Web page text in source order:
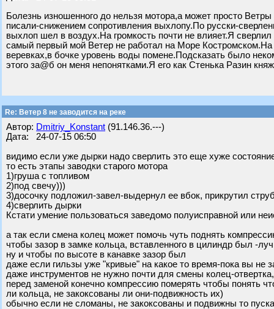
Болезнь изношенного до нельзя мотора,а может просто
писали-снижением сопротивления выхлопу.По русски-
выхлоп шел в воздух.На громкость почти не влияет.Я
самый первый мой Ветер не работал на Море
веревках,в бочке уровень воды помене.Подсказать было
этого за@б он меня непонятками.Я его как Стенька Разин
Re: Ветер 8 не заводится на реке
Автор: Dmitriy_Konstant (91.146.36.---)
Дата: 24-07-15 06:50
видимо если уже дырки надо сверлить это еще хуже
то есть этапы заводки старого мотора
1)груша с топливом
2)под свечу)))
3)досочку подложил-завел-выдернул ее вбок, прикрутил
4)сверлить дырки
Кстати умение пользоваться заведомо полуисправной или
а так если смена колец может помочь чуть поднять
чтобы зазор в замке кольца, вставленного в цилиндр был -
ну и чтобы по высоте в канавке зазор был
даже если гильзы уже "кривые" на какое то время-пока вы не
даже инструментов не нужно почти для смены колец-
перед заменой конечно компрессию померять чтобы понять
ли кольца, не закоксованы ли они-подвижность их)
обычно если не сломаны, не закоксованы и подвижны то